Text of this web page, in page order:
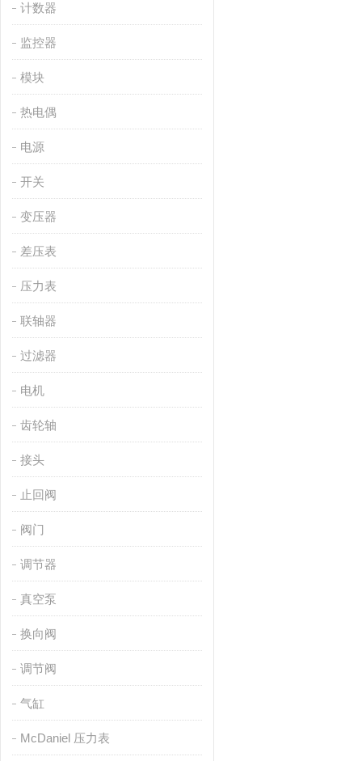
计数器
监控器
模块
热电偶
电源
开关
变压器
差压表
压力表
联轴器
过滤器
电机
齿轮轴
接头
止回阀
阀门
调节器
真空泵
换向阀
调节阀
气缸
McDaniel 压力表